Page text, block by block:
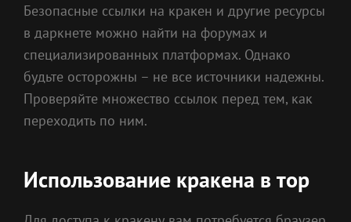
Безопасные ссылки на кракен и другие ресурсы
в даркнете можно найти на форумах и
специализированных платформах. Однако
будьте осторожны – не все источники надежны.
Проверяйте множество ссылок перед тем, как
переходить по ним.
Использование кракена в тор